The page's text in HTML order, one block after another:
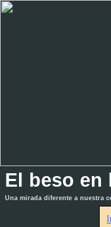
El beso en
Una mirada diferente a nuestra